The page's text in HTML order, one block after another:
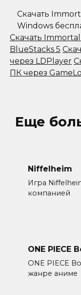
Скачать
Windows
Скачать
BlueStacks 5
через LDPlayer
ПК через
Еще
Niffelheim
Игра
компанией
ONE PIECE
ONE PIECE
жанре аниме